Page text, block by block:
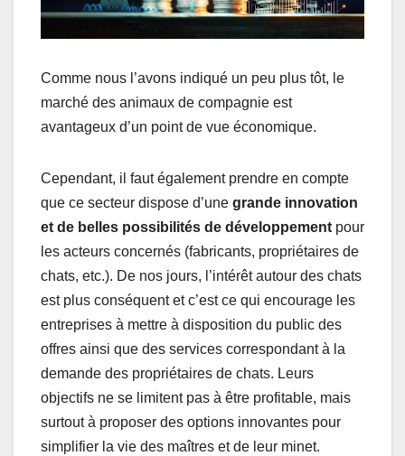
Comme nous l’avons indiqué un peu plus tôt, le
marché des animaux de compagnie est
avantageux d’un point de vue économique.
Cependant, il faut également prendre en compte
que ce secteur dispose d’une grande innovation
et de belles possibilités de développement pour
les acteurs concernés (fabricants, propriétaires de
chats, etc.). De nos jours, l’intérêt autour des chats
est plus conséquent et c’est ce qui encourage les
entreprises à mettre à disposition du public des
offres ainsi que des services correspondant à la
demande des propriétaires de chats. Leurs
objectifs ne se limitent pas à être profitable, mais
surtout à proposer des options innovantes pour
simplifier la vie des maîtres et de leur minet.